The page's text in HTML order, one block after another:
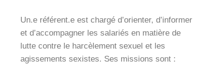
Un.e référent.e est chargé d’orienter, d’informer
et d’accompagner les salariés en matière de
lutte contre le harcèlement sexuel et les
agissements sexistes. Ses missions sont :